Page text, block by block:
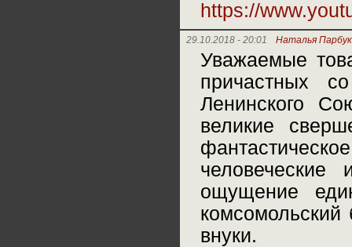
https://
29.10.2018 - 20:01 Наталья
Уважаемые
причастных
Ленинского
великие
ощущение
комсомольский
внуки.